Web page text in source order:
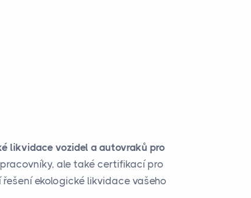
likvidace vozidel a autovraků pro
ale také certifikací pro
ekologické likvidace vašeho